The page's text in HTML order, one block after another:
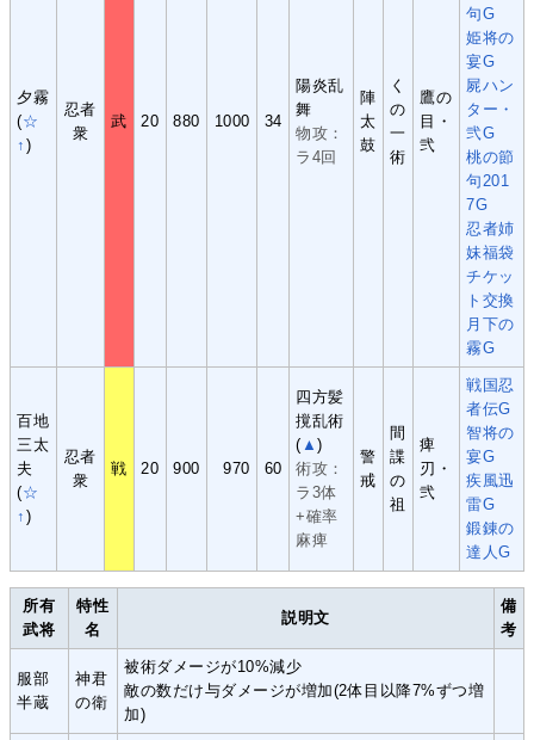
夕霧
(☆
↑ )
忍者
衆
武 20 880 1000 34
陽炎乱
舞
物攻：
ラ4回
陣
太
鼓
く
の
一
術
鷹の
目・
弐
句G
姫将の
宴G
屍ハン
ター・
弐G
桃の節
句201
7G
忍者姉
妹福袋
チケッ
ト交換
月下の
霧G
百地
三太
夫
(☆
↑ )
忍者
衆
戦 20 900 970 60
四方髪
撹乱術
( ▲)
術攻：
ラ3体
+確率
麻痺
警
戒
間
諜
の
祖
痺
刃・
弐
戦国忍
者伝G
智将の
宴G
疾風迅
雷G
鍛錬の
達人G
所有
武将
特性
名
説明文
備
考
服部
半蔵
神君
の衛
被術ダメージが10%減少
敵の数だけ与ダメージが増加(2体目以降7%ずつ増
加)